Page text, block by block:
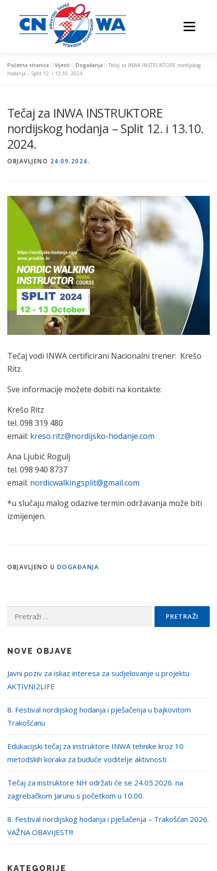
sadržaj
Izbornik
VJEŽBAJTE S NAMA
Početna stranica »Vijesti »Događanja »Tečaj za INWA INSTRUKTORE nordijskog
hodanja – Split 12. i 13.10. 2024.
Tečaj za INWA INSTRUKTORE
nordijskog hodanja – Split 12. i 13.10.
2024.
OBJAVLJENO 24.09.2024.
Tečaj vodi INWA certificirani Nacionalni trener: Krešo
Ritz.
Sve informacije možete dobiti na kontakte:
Krešo Ritz
tel. 098 319 480
email: kreso.ritz@nordijsko-hodanje.com
Ana Ljubić Rogulj
tel. 098 940 8737
email: nordicwalkingsplit@gmail.com
*u slučaju malog odazive termin održavanja može biti
izmijenjen.
OBJAVLJENO U DOGAĐANJA
Pretraži:
NOVE OBJAVE
Javni poziv za iskaz interesa za sudjelovanje u projektu
AKTIVNI2LIFE
8. Festival nordijskog hodanja i pješačenja u bajkovitom
Trakošćanu
Edukacijski tečaj za instruktore INWA tehnike kroz 10
metodskih koraka za buduće voditelje aktivnosti
Tečaj za instruktore NH održati će se 24.05.2026. na
zagrebačkom Jarunu s početkom u 10.00.
8. Festival nordijskog hodanja i pješačenja – Trakošćan 2026.
VAŽNA OBAVIJEST!!!
KATEGORIJE